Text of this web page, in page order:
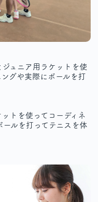
ュニア用ラケットを使
グや実際にボールを打
トを使ってコーディネ
ルを打ってテニスを体